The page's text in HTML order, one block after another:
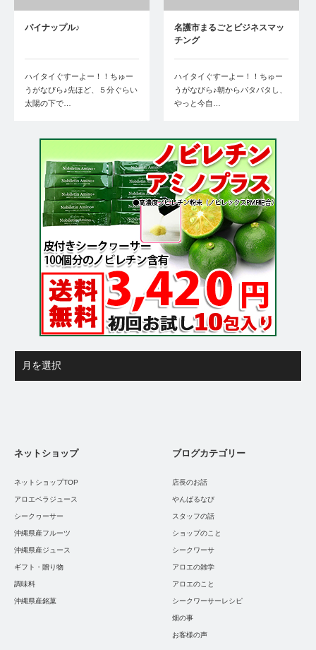
パイナップル♪
ハイタイぐすーよー！！ちゅー
うがなびら♪先ほど、５分ぐらい
太陽の下で…
名護市まるごとビジネスマッ
チング
ハイタイぐすーよー！！ちゅー
うがなびら♪朝からパタパタし、
やっと今自…
ネットショップ
ネットショップTOP
アロエベラジュース
シークヮーサー
沖縄県産フルーツ
沖縄県産ジュース
ギフト・贈り物
調味料
沖縄県産銘菓
ブログカテゴリー
店長のお話
やんばるなび
スタッフの話
ショップのこと
シークワーサ
アロエの雑学
アロエのこと
シークワーサーレシピ
畑の事
お客様の声